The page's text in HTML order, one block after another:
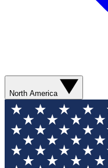
North America